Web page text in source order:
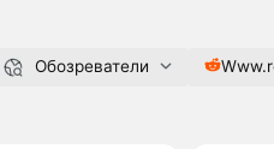
Обозреватели